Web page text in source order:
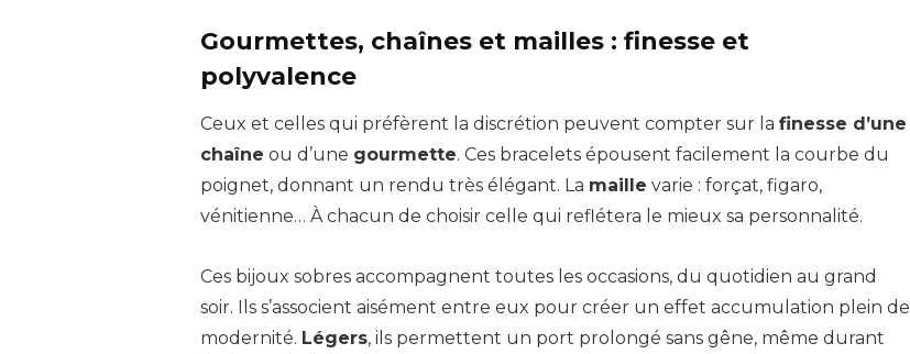
Gourmettes, chaînes et mailles : finesse et
polyvalence
Ceux et celles qui préfèrent la discrétion peuvent compter sur la finesse d’une
chaîne ou d’une gourmette. Ces bracelets épousent facilement la courbe du
poignet, donnant un rendu très élégant. La maille varie : forçat, figaro,
vénitienne… À chacun de choisir celle qui reflétera le mieux sa personnalité.
Ces bijoux sobres accompagnent toutes les occasions, du quotidien au grand
soir. Ils s’associent aisément entre eux pour créer un effet accumulation plein de
modernité. Légers, ils permettent un port prolongé sans gêne, même durant